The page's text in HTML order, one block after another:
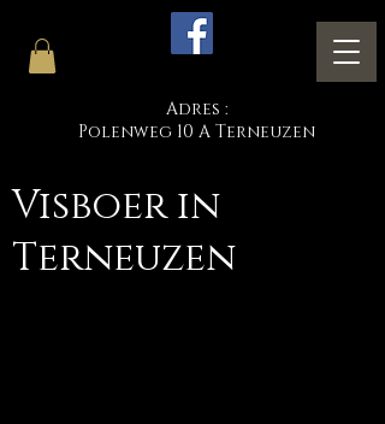
Adres :
Polenweg 10 A Terneuzen
Visboer in
Terneuzen